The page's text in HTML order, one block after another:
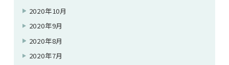
2020年10月
2020年9月
2020年8月
2020年7月